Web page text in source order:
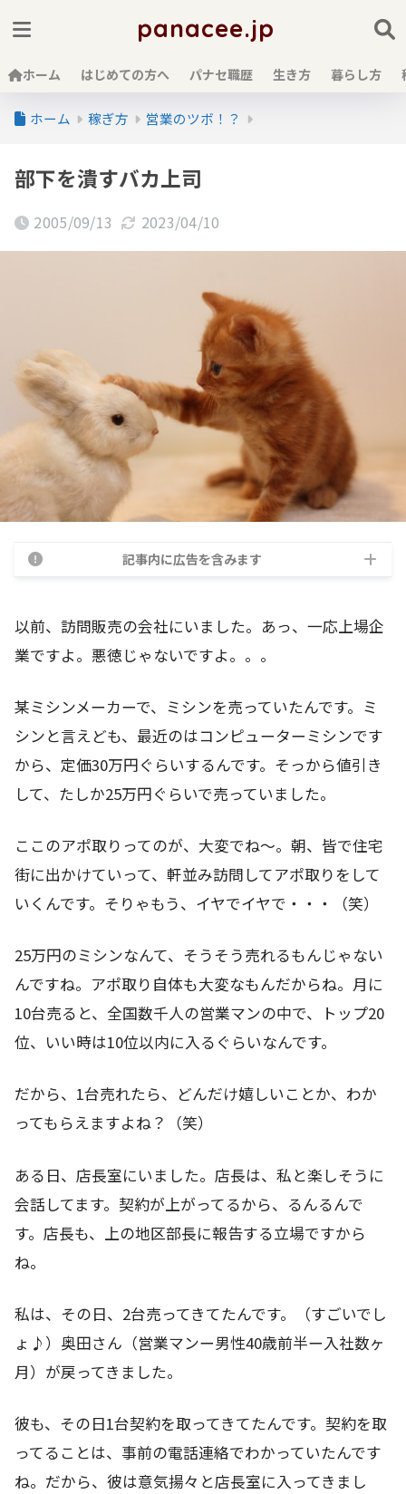
panacee.jp
ホーム はじめての方へ パナセ職歴 生き方 暮らし方
ホーム 稼ぎ方 営業のツボ！？
部下を潰すバカ上司
2005/09/13 2023/04/10
記事内に広告を含みます
以前、訪問販売の会社にいました。あっ、一応上場企
業ですよ。悪徳じゃないですよ。。。
某ミシンメーカーで、ミシンを売っていたんです。ミ
シンと言えども、最近のはコンピューターミシンです
から、定価30万円ぐらいするんです。そっから値引き
して、たしか25万円ぐらいで売っていました。
ここのアポ取りってのが、大変でね～。朝、皆で住宅
街に出かけていって、軒並み訪問してアポ取りをして
いくんです。そりゃもう、イヤでイヤで・・・（笑）
25万円のミシンなんて、そうそう売れるもんじゃない
んですね。アポ取り自体も大変なもんだからね。月に
10台売ると、全国数千人の営業マンの中で、トップ20
位、いい時は10位以内に入るぐらいなんです。
だから、1台売れたら、どんだけ嬉しいことか、わか
ってもらえますよね？（笑）
ある日、店長室にいました。店長は、私と楽しそうに
会話してます。契約が上がってるから、るんるんで
す。店長も、上の地区部長に報告する立場ですから
ね。
私は、その日、2台売ってきてたんです。（すごいでし
ょ♪）奥田さん（営業マンー男性40歳前半ー入社数ヶ
月）が戻ってきました。
彼も、その日1台契約を取ってきてたんです。契約を取
ってることは、事前の電話連絡でわかっていたんです
ね。だから、彼は意気揚々と店長室に入ってきまし